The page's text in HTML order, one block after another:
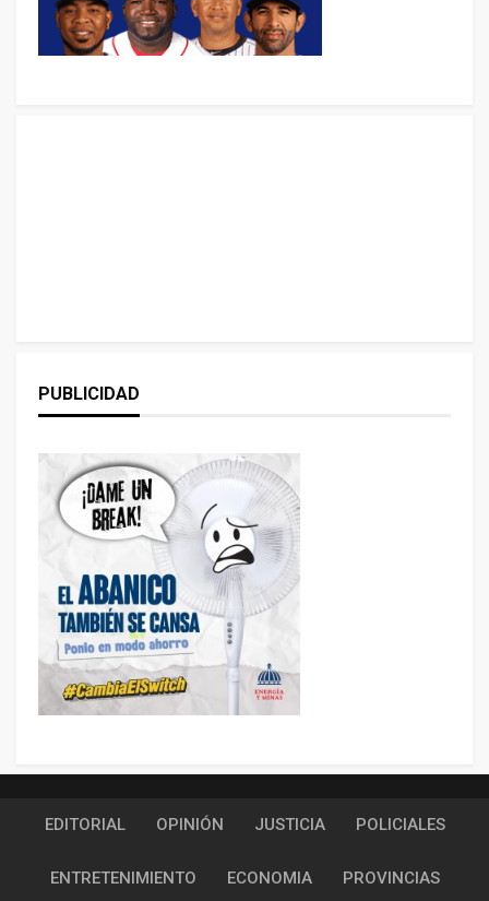
PUBLICIDAD
EDITORIAL OPINIÓN JUSTICIA POLICIALES
ENTRETENIMIENTO ECONOMIA PROVINCIAS